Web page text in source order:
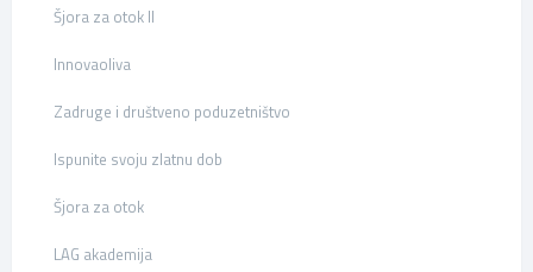
Šjora za otok II
Innovaoliva
Zadruge i društveno poduzetništvo
Ispunite svoju zlatnu dob
Šjora za otok
LAG akademija